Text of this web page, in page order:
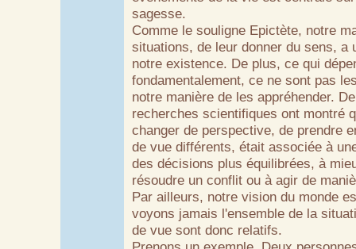
sagesse.
Comme le souligne Epictète, notre
situations, de leur donner du sens, a
notre existence. De plus, ce qui
fondamentalement, ce ne sont pas
notre manière de les appréhender.
recherches scientifiques ont montré
changer de perspective, de prendre
de vue différents, était associée à
des décisions plus équilibrées, à
résoudre un conflit ou à agir de
Par ailleurs, notre vision du monde
voyons jamais l'ensemble de la
de vue sont donc relatifs.